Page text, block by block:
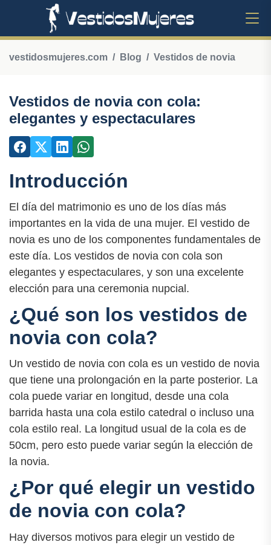
vestidosmujeres.com Blog Vestidos de novia
Vestidos de novia con cola:
elegantes y espectaculares
Introducción
El día del matrimonio es uno de los días más
importantes en la vida de una mujer. El vestido de
novia es uno de los componentes fundamentales de
este día. Los vestidos de novia con cola son
elegantes y espectaculares, y son una excelente
elección para una ceremonia nupcial.
¿Qué son los vestidos de
novia con cola?
Un vestido de novia con cola es un vestido de novia
que tiene una prolongación en la parte posterior. La
cola puede variar en longitud, desde una cola
barrida hasta una cola estilo catedral o incluso una
cola estilo real. La longitud usual de la cola es de
50cm, pero esto puede variar según la elección de
la novia.
¿Por qué elegir un vestido
de novia con cola?
Hay diversos motivos para elegir un vestido de